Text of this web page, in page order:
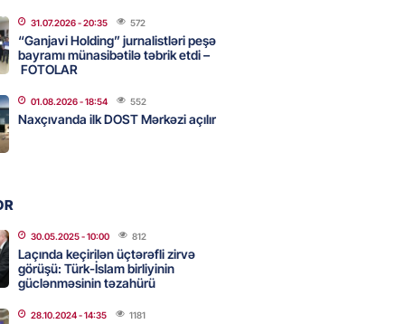
UNESCO-dakı yeni
kimdir? – DOSYE
- 16:00
pozan 26 nəfər tutuldu
və Yaroslavldakı
zavodunu vurub
- 15:30
31.07.2026- 20:35 572
“Ganjavi Holding” jurnalistləri peşə
bayramı münasibətilə təbrik etdi –
FOTOLAR
01.08.2026- 18:54 552
Naxçıvanda ilk DOST Mərkəzi açılır
30.05.2025- 10:00 812
Laçında keçirilən üçtərəfli zirvə
görüşü: Türk-İslam birliyinin
güclənməsinin təzahürü
28.10.2024- 14:35 1181